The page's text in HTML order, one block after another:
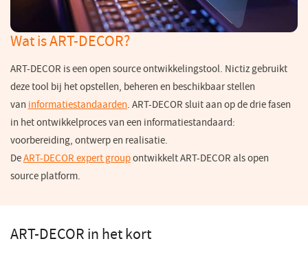
Wat is ART-DECOR?
ART-DECOR is een open source ontwikkelingstool. Nictiz gebruikt
deze tool bij het opstellen, beheren en beschikbaar stellen
van informatiestandaarden. ART-DECOR sluit aan op de drie fasen
in het ontwikkelproces van een informatiestandaard:
voorbereiding, ontwerp en realisatie.
DeART-DECOR expert group(opent
venster)
ontwikkelt ART-DECOR als open
source platform.
ART-DECOR in het kort